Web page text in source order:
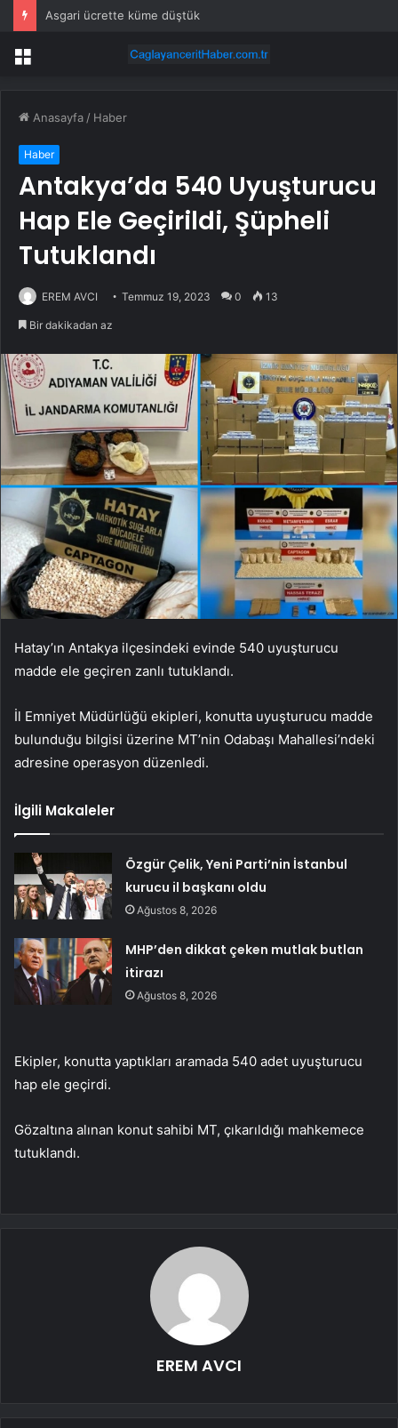
Asgari ücrette küme düştük
Menü
Anasayfa / Haber
Haber
Antakya’da 540 Uyuşturucu
Hap Ele Geçirildi, Şüpheli
Tutuklandı
EREM AVCI Temmuz 19, 2023 0 13
Bir dakikadan az
Hatay’ın Antakya ilçesindeki evinde 540 uyuşturucu
madde ele geçiren zanlı tutuklandı.
İl Emniyet Müdürlüğü ekipleri, konutta uyuşturucu madde
bulunduğu bilgisi üzerine MT’nin Odabaşı Mahallesi’ndeki
adresine operasyon düzenledi.
İlgili Makaleler
Özgür Çelik, Yeni Parti’nin İstanbul
kurucu il başkanı oldu
Ağustos 8, 2026
MHP’den dikkat çeken mutlak butlan
itirazı
Ağustos 8, 2026
Ekipler, konutta yaptıkları aramada 540 adet uyuşturucu
hap ele geçirdi.
Gözaltına alınan konut sahibi MT, çıkarıldığı mahkemece
tutuklandı.
EREM AVCI